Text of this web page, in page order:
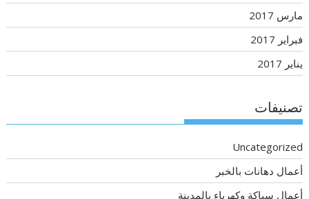
مارس 2017
فبراير 2017
يناير 2017
تصنيفات
Uncategorized
أعمال دهانات بالخبر
أعمال سباكة وكهرباء بالمدينة